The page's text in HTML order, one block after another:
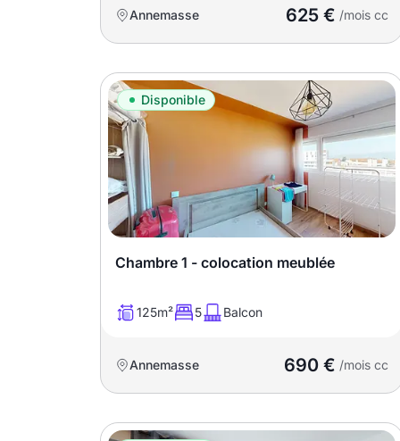
promotions sur honoraires
Annemasse 625 € /mois cc
Disponible
Chambre 1 - colocation meublée
125m² 5 Balcon
Annemasse 690 € /mois cc